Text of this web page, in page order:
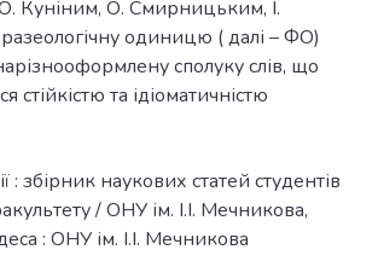
О. Куніним, О. Смирницьким, І.
одиницю ( далі – ФО)
сполуку слів, що
стійкістю та ідіоматичністю
: збірник наукових статей студентів
/ ОНУ ім. І.І. Мечникова,
: ОНУ ім. І.І. Мечникова